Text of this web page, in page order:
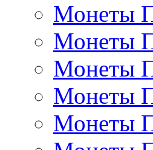
Монеты
Монеты
Монеты
Монеты
Монеты